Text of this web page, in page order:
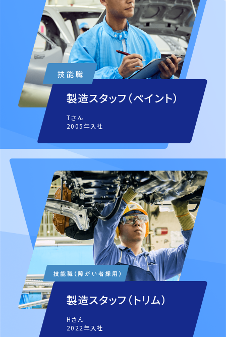
製造スタッフ（ペイント）
Tさん
2005年入社
製造スタッフ（トリム）
Hさん
2022年入社